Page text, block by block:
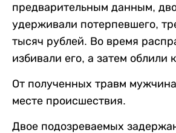
предварительным данным,
удерживали потерпевшего,
тысяч рублей. Во время
избивали его, а затем облили
От полученных травм
месте происшествия.
Двое подозреваемых